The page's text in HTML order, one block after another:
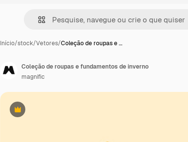
Início/stock/Vetores/Coleção de roupas e …
Premium
Coleção de roupas e fundamentos de inverno
magnific